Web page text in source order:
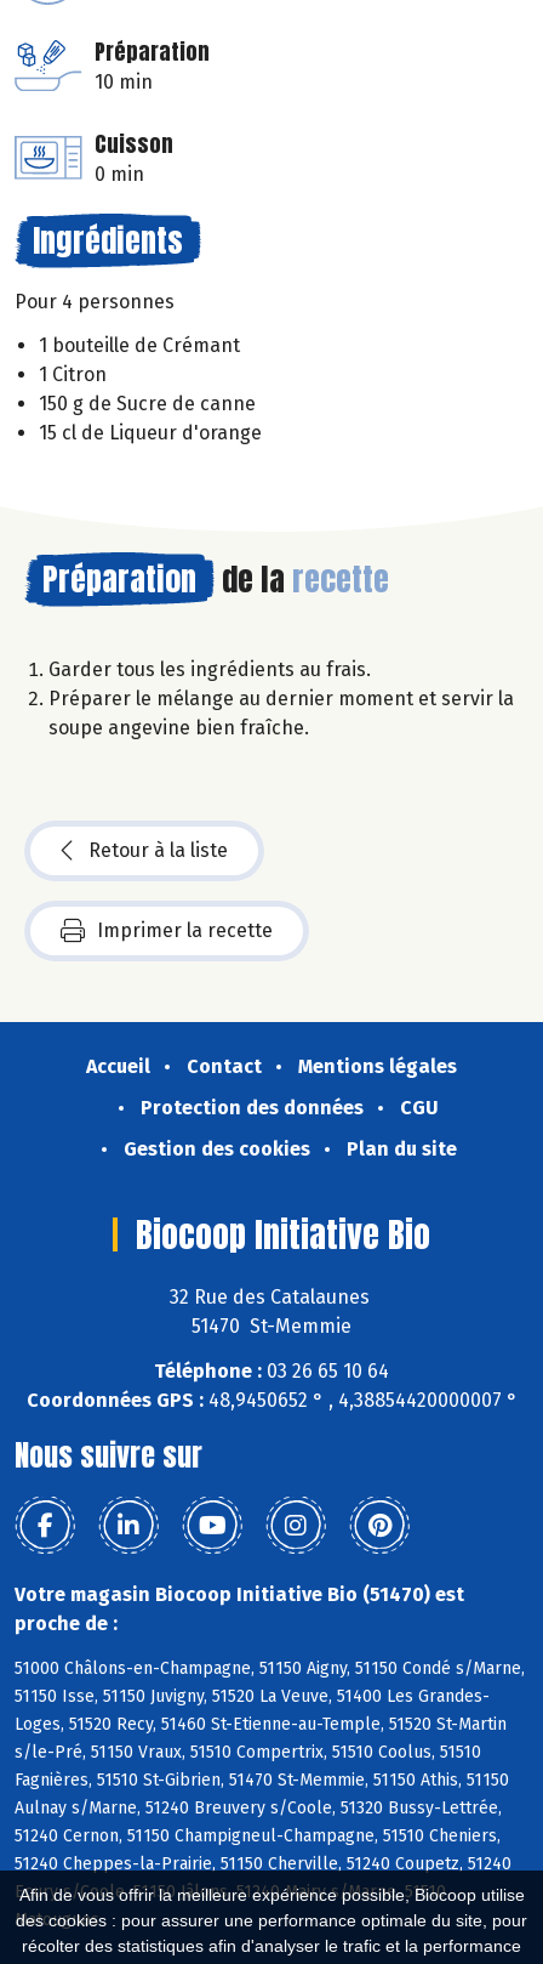
Afin de vous offrir la meilleure expérience possible, Biocoop utilise
des cookies : pour assurer une performance optimale du site, pour
récolter des statistiques afin d'analyser le trafic et la performance
Préparation
10 min
Cuisson
0 min
Ingrédients
Pour 4 personnes
1 bouteille de Crémant
1 Citron
150 g de Sucre de canne
15 cl de Liqueur d'orange
Préparation de la recette
Garder tous les ingrédients au frais.
Préparer le mélange au dernier moment et servir la
soupe angevine bien fraîche.
Retour à la liste
Imprimer la recette
Accueil Contact
Mentions légales
Protection des données
CGU
Gestion des cookies
Plan du site
Biocoop Initiative Bio
32 Rue des Catalaunes
51470 St-Memmie
Téléphone : 03 26 65 10 64
Coordonnées GPS :48,9450652 ° , 4,38854420000007 °
Nous suivre sur
Votre magasin Biocoop Initiative Bio (51470) est
proche de :
51000 Châlons-en-Champagne, 51150 Aigny, 51150 Condé s/Marne,
51150 Isse, 51150 Juvigny, 51520 La Veuve, 51400 Les Grandes-
Loges, 51520 Recy, 51460 St-Etienne-au-Temple, 51520 St-Martin
s/le-Pré, 51150 Vraux, 51510 Compertrix, 51510 Coolus, 51510
Fagnières, 51510 St-Gibrien, 51470 St-Memmie, 51150 Athis, 51150
Aulnay s/Marne, 51240 Breuvery s/Coole, 51320 Bussy-Lettrée,
51240 Cernon, 51150 Champigneul-Champagne, 51510 Cheniers,
51240 Cheppes-la-Prairie, 51150 Cherville, 51240 Coupetz, 51240
Ecury s/Coole, 51150 Jâlons, 51240 Mairy s/Marne, 51510
Matougues